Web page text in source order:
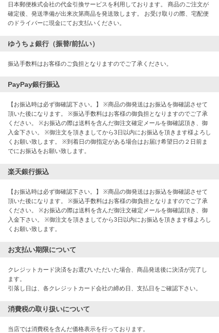
日本郵便株式会社の代金引換サービスを利用しております。 商品のご注文が
確定後、発送準備が出来次第商品を発送致します。 お受け取りの際、宅配便
のドライバーに現金にてお支払いください。
ゆうちょ銀行（振替/前払い）
振込手数料はお客様のご負担となりますのでご了承ください。
PayPay銀行振込
【お振込時は必ず御確認下さい。】 ※商品の御発送はお振込を御確認させて
頂いた後になります。 ※振込手数料はお客様の御負担となりますのでご了承
ください。 ※お振込の際は送料を含んだ御注文確定メールを御確認頂き、御
入金下さい。 ※御注文を頂きましてから3日以内にお振込を頂きます様よろし
くお願い致します。 ※到着日の御指定がある場合はお届け希望日の２日前ま
でにお振込をお願い致します。
楽天銀行振込
【お振込時は必ず御確認下さい。】 ※商品の御発送はお振込を御確認させて
頂いた後になります。 ※振込手数料はお客様の御負担となりますのでご了承
ください。 ※お振込の際は送料を含んだ御注文確定メールを御確認頂き、御
入金下さい。 ※御注文を頂きましてから3日以内にお振込を頂きます様よろし
くお願い致します。
お支払い期限について
クレジットカード決済をお選びいただいた場合、商品発送後に決済が完了し
ます。
引落し日は、各クレジットカード会社の締め日、支払日をご確認下さい。
消費税の取り扱いについて
当店では消費税を含んだ価格表示を行っております。